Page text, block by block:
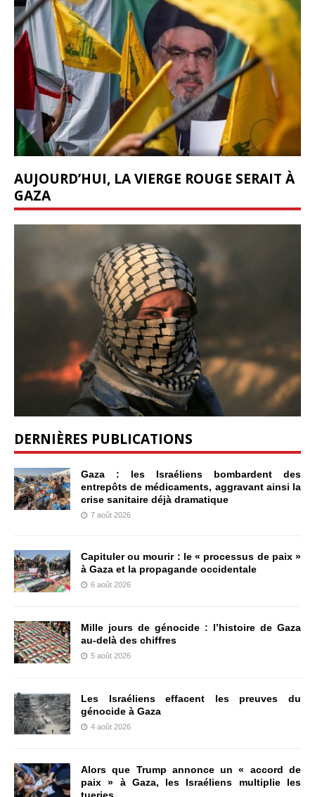
AUJOURD’HUI, LA VIERGE ROUGE SERAIT À
GAZA
DERNIÈRES PUBLICATIONS
Gaza : les Israéliens bombardent des
entrepôts de médicaments, aggravant ainsi la
crise sanitaire déjà dramatique
7 août 2026
Capituler ou mourir : le « processus de paix »
à Gaza et la propagande occidentale
6 août 2026
Mille jours de génocide : l’histoire de Gaza
au-delà des chiffres
5 août 2026
Les Israéliens effacent les preuves du
génocide à Gaza
4 août 2026
Alors que Trump annonce un « accord de
paix » à Gaza, les Israéliens multiplie les